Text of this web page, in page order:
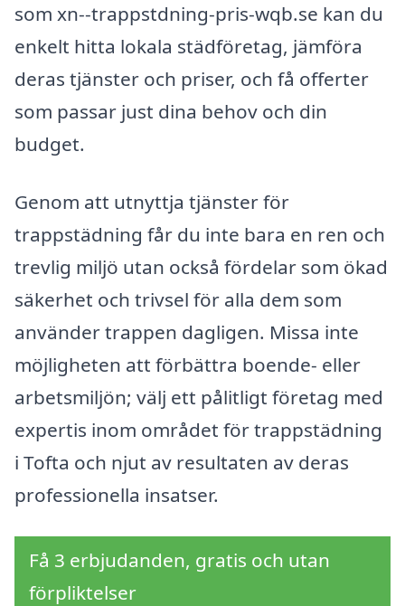
som xn--trappstdning-pris-wqb.se kan du
enkelt hitta lokala städföretag, jämföra
deras tjänster och priser, och få offerter
som passar just dina behov och din
budget.
Genom att utnyttja tjänster för
trappstädning får du inte bara en ren och
trevlig miljö utan också fördelar som ökad
säkerhet och trivsel för alla dem som
använder trappen dagligen. Missa inte
möjligheten att förbättra boende- eller
arbetsmiljön; välj ett pålitligt företag med
expertis inom området för trappstädning
i Tofta och njut av resultaten av deras
professionella insatser.
Få 3 erbjudanden, gratis och utan
förpliktelser